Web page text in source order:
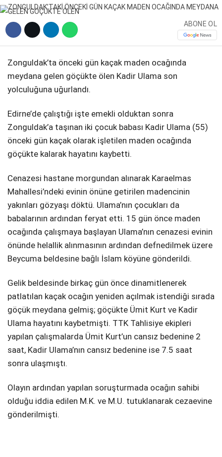
WhatsApp İhbar Hattı
Instagram
ABONE OL
Zonguldak’ta önceki gün kaçak maden ocağında
meydana gelen göçükte ölen Kadir Ulama son
yolculuğuna uğurlandı.
Edirne’de çalıştığı işte emekli olduktan sonra
Zonguldak’a taşınan iki çocuk babası Kadir Ulama (55)
önceki gün kaçak olarak işletilen maden ocağında
göçükte kalarak hayatını kaybetti.
Cenazesi hastane morgundan alınarak Karaelmas
Mahallesi’ndeki evinin önüne getirilen madencinin
yakınları gözyaşı döktü. Ulama’nın çocukları da
babalarının ardından feryat etti. 15 gün önce maden
ocağında çalışmaya başlayan Ulama’nın cenazesi evinin
önünde helallik alınmasının ardından defnedilmek üzere
Beycuma beldesine bağlı İslam köyüne gönderildi.
Gelik beldesinde birkaç gün önce dinamitlenerek
patlatılan kaçak ocağın yeniden açılmak istendiği sırada
göçük meydana gelmiş; göçükte Ümit Kurt ve Kadir
Ulama hayatını kaybetmişti. TTK Tahlisiye ekipleri
yapılan çalışmalarda Ümit Kurt’un cansız bedenine 2
saat, Kadir Ulama’nın cansız bedenine ise 7.5 saat
sonra ulaşmıştı.
Olayın ardından yapılan soruşturmada ocağın sahibi
olduğu iddia edilen M.K. ve M.U. tutuklanarak cezaevine
gönderilmişti.